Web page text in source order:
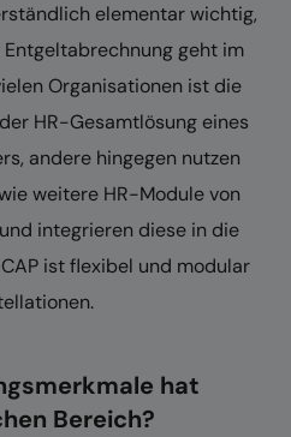
elementar wichtig,
geht im
Organisationen ist die
HR-Gesamtlösung eines
andere hingegen nutzen
weitere HR-Module von
integrieren diese in die
ist flexibel und modular
hat
Bereich?